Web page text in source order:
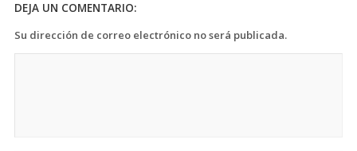
DEJA UN COMENTARIO:
Su dirección de correo electrónico no será publicada.